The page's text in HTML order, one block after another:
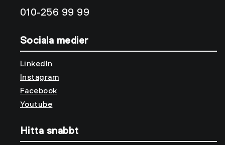
010-256 99 99
Sociala medier
LinkedIn
Instagram
Facebook
Youtube
Hitta snabbt